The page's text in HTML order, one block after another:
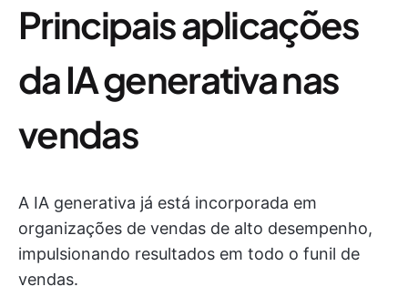
Principais aplicações
da IA generativa nas
vendas
A IA generativa já está incorporada em
organizações de vendas de alto desempenho,
impulsionando resultados em todo o funil de
vendas.